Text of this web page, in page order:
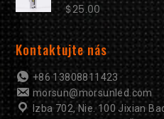
$25.00
Kontaktujte nás
+86 13808811423
morsun@morsunled.com
Izba 702, Nie. 100 Jixian